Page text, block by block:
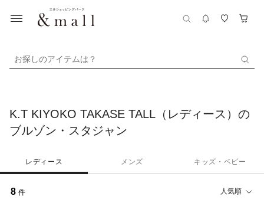
お探しのアイテムは？
K.T KIYOKO TAKASE TALL（レディース）の
ブルゾン・スタジャン
レディース メンズ キッズ・ベビー
8 件 人気順